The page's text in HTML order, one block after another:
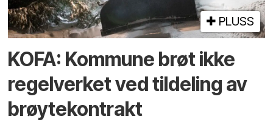
PLUSS
KOFA: Kommune brøt ikke
regelverket ved tildeling av
brøytekontrakt